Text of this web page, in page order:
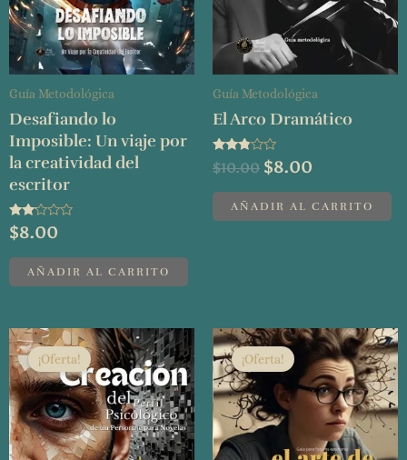
Guía Metodológica
Desafiando lo
Imposible: Un viaje por
la creatividad del
escritor
Valorado
con
de 5
$8.00
AÑADIR AL CARRITO
Guía Metodológica
El Arco Dramático
Valorado
con
de 5
$10.00 $8.00
AÑADIR AL CARRITO
¡Oferta!
El
precio
original
era:
$9.99.
El
precio
actual
es:
$8.00.
¡Oferta!
El
precio
original
era:
$9.99.
El
precio
actual
es:
$8.00.